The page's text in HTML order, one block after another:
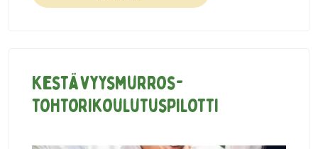
Kestävyysmurros-
tohtorikoulutuspilotti